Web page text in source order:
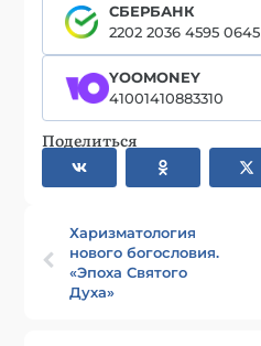
СБЕРБАНК
2202 2036 4595 0645
YOOMONEY
41001410883310
Поделиться
Харизматология
нового богословия.
«Эпоха Святого
Духа»